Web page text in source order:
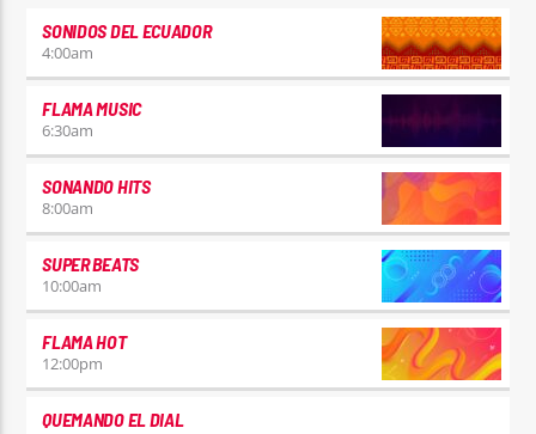
SONIDOS DEL ECUADOR
4:00am
FLAMA MUSIC
6:30am
SONANDO HITS
8:00am
SUPER BEATS
10:00am
FLAMA HOT
12:00pm
QUEMANDO EL DIAL